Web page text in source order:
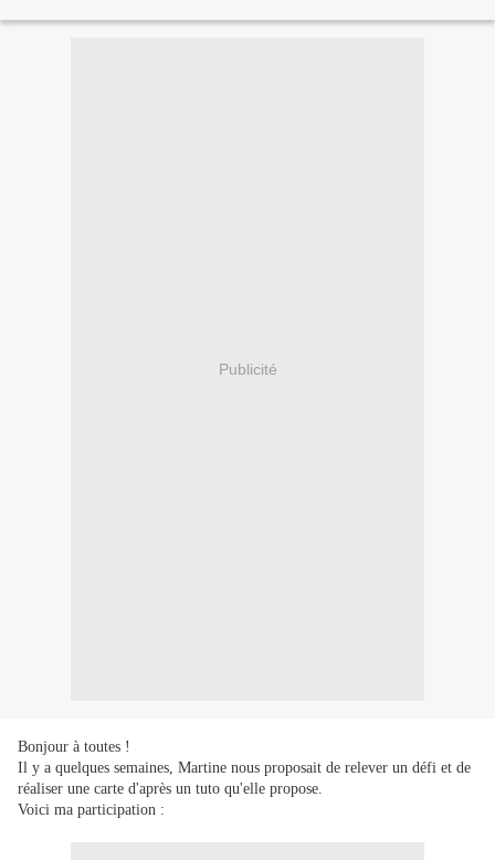
Publicité
Bonjour à toutes !
Il y a quelques semaines, Martine nous proposait de relever un défi et de
réaliser une carte d'après un tuto qu'elle propose.
Voici ma participation :